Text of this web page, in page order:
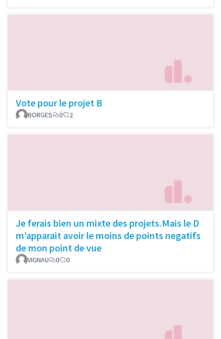
Vote pour le projet B
BORGES 0 2
Je ferais bien un mixte des projets.Mais le D
m’apparait avoir le moins de points negatifs
de mon point de vue
VIGNAU 0 0